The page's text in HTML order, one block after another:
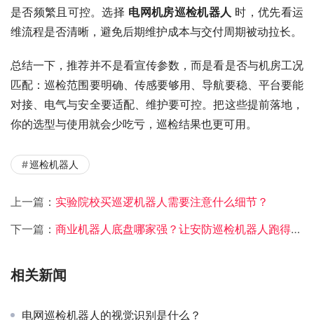
是否频繁且可控。选择 电网机房巡检机器人 时，优先看运
维流程是否清晰，避免后期维护成本与交付周期被动拉长。
总结一下，推荐并不是看宣传参数，而是看是否与机房工况
匹配：巡检范围要明确、传感要够用、导航要稳、平台要能
对接、电气与安全要适配、维护要可控。把这些提前落地，
你的选型与使用就会少吃亏，巡检结果也更可用。
巡检机器人
上一篇： 实验院校买巡逻机器人需要注意什么细节？
下一篇： 商业机器人底盘哪家强？让安防巡检机器人跑得稳的秘诀在这！
相关新闻
电网巡检机器人的视觉识别是什么？